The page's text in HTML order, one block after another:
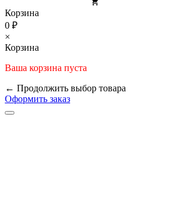
Корзина
0 ₽
×
Корзина
Ваша корзина пуста
← Продолжить выбор товара
Оформить заказ